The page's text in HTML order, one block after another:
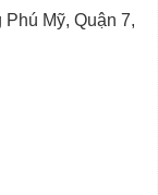
Mỹ, Quận 7,